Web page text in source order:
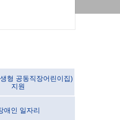
형 공동직장어린이집)
지원
애인 일자리